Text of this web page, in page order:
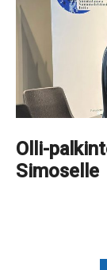
Olli-
Simoselle